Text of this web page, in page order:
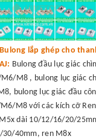
lắp ghép cho
Bulong đầu lục giác
M8 , bulong lục giác
bulong lục giác đầu
M8 với các kích cỡ
dài 10/12/16/20/
40mm, ren M8x